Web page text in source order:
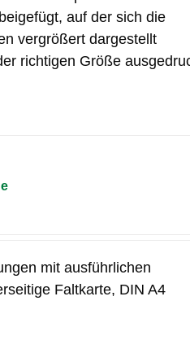
auf der sich die
vergrößert dargestellt
richtigen Größe
mit ausführlichen
Faltkarte, DIN A4